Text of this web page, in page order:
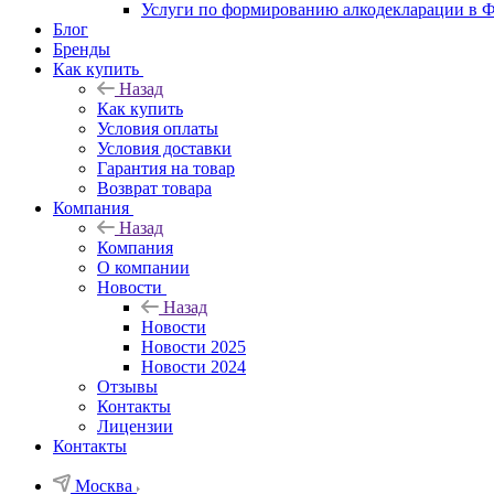
Услуги по формированию алкодекларации в
Блог
Бренды
Как купить
Назад
Как купить
Условия оплаты
Условия доставки
Гарантия на товар
Возврат товара
Компания
Назад
Компания
О компании
Новости
Назад
Новости
Новости 2025
Новости 2024
Отзывы
Контакты
Лицензии
Контакты
Москва